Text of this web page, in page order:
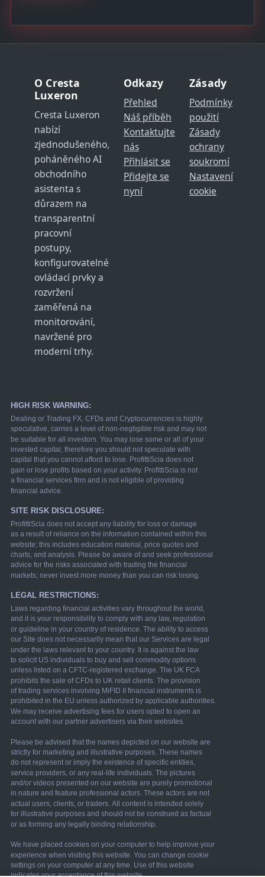
O Cresta
Luxeron
Cresta Luxeron
nabízí
zjednodušeného,
poháněného AI
obchodního
asistenta s
důrazem na
transparentní
pracovní
postupy,
konfigurovatelné
ovládací prvky a
rozvržení
zaměřená na
monitorování,
navržené pro
moderní trhy.
Odkazy
Přehled
Náš příběh
Kontaktujte
nás
Přihlásit se
Přidejte se
nyní
Zásady
Podmínky
použití
Zásady
ochrany
soukromí
Nastavení
cookie